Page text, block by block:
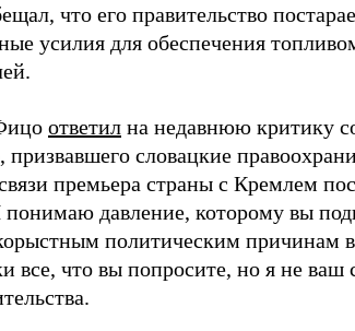
что его правительство
усилия для обеспечения
ответил на недавнюю критику
призвавшего словацкие
премьера страны с Кремлем
давление, которому вы
политическим причинам
все, что вы попросите, но я не ваш